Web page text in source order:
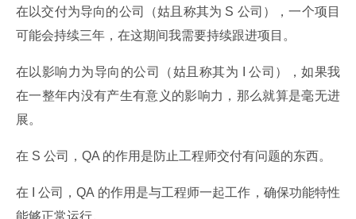
在以交付为导向的公司（姑且称其为 S 公司），一个项目
可能会持续三年，在这期间我需要持续跟进项目。
在以影响力为导向的公司（姑且称其为 I 公司），如果我
在一整年内没有产生有意义的影响力，那么就算是毫无进
展。
在 S 公司，QA 的作用是防止工程师交付有问题的东西。
在 I 公司，QA 的作用是与工程师一起工作，确保功能特性
能够正常运行。